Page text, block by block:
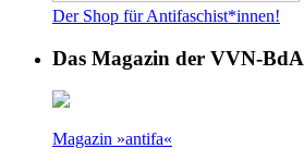
Der Shop für Antifaschist*innen!
Das Magazin der VVN-BdA
Magazin »antifa«